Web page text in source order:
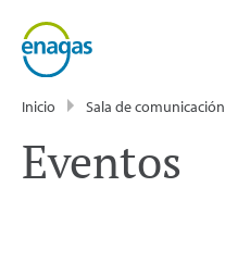
Inicio Sala de comunicación
Eventos